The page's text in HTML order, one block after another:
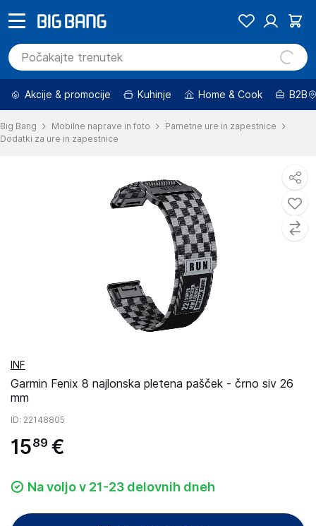
Akcije & promocije Kuhinje Home & Cook B2B
Big Bang Mobilne naprave in foto
Pametne ure in zapestnice
Dodatki za ure in zapestnice
INF
Garmin Fenix 8 najlonska pletena pašček - črno siv 26
mm
ID: 22148805
1589 €
Na voljo v 21-23 delovnih dneh